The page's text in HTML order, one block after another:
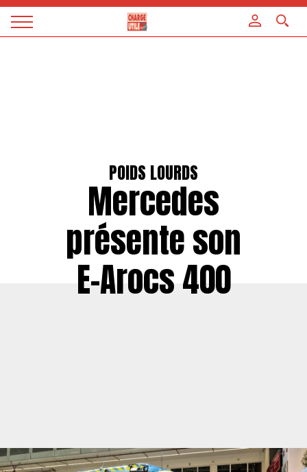
Magazine
POIDS LOURDS
Mercedes
présente son
E-Arocs 400
Panneau de gestion des cookies